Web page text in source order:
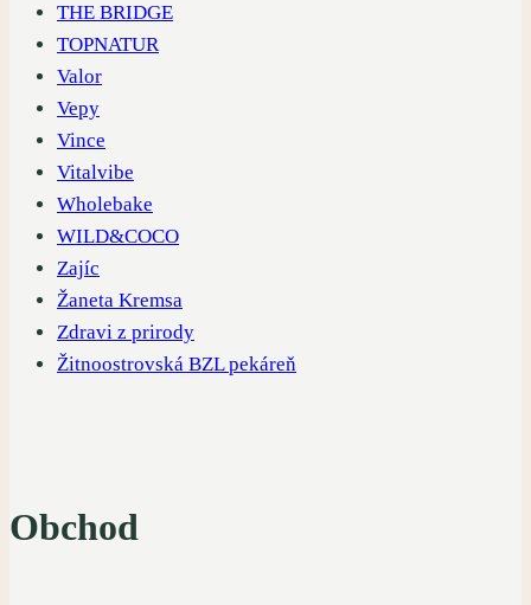
THE BRIDGE
TOPNATUR
Valor
Vepy
Vince
Vitalvibe
Wholebake
WILD&COCO
Zajíc
Žaneta Kremsa
Zdravi z prirody
Žitnoostrovská BZL pekáreň
Obchod